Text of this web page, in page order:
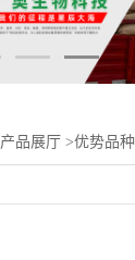
产品展厅 >优势品种